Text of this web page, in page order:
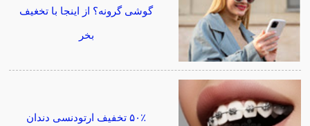
گوشی گرونه؟ از اینجا با تخغیف
بخر
۵۰٪ تخفیف ارتودنسی دندان